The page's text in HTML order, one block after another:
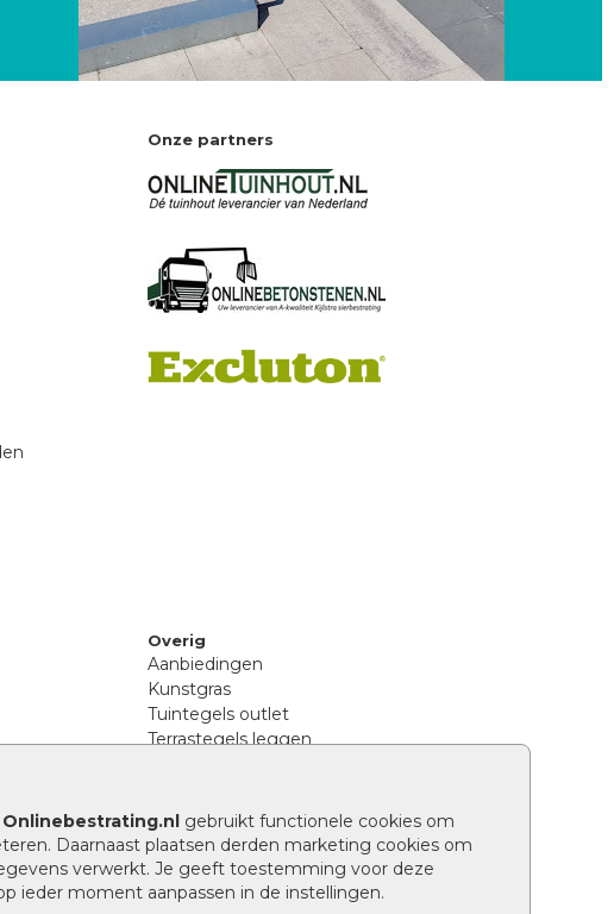
Onlinebestrating.nl gebruikt functionele cookies om
Daarnaast plaatsen derden marketing cookies om
verwerkt. Je geeft toestemming voor deze
ieder moment aanpassen in de instellingen.
Onze partners
Overig
Aanbiedingen
Kunstgras
Tuintegels outlet
Terrastegels leggen
Legpatronen betonstenen
Hoe betonstenen onderhouden
Aanlegtips voor betonstenen
Verschil betontegels en keramische